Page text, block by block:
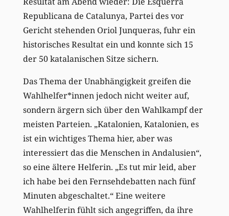
Republicana de Catalunya, Partei des vor
Gericht stehenden Oriol Junqueras, fuhr ein
historisches Resultat ein und konnte sich 15
der 50 katalanischen Sitze sichern.
Das Thema der Unabhängigkeit greifen die
Wahlhelfer*innen jedoch nicht weiter auf,
sondern ärgern sich über den Wahlkampf der
meisten Parteien. „Katalonien, Katalonien, es
ist ein wichtiges Thema hier, aber was
interessiert das die Menschen in Andalusien“,
so eine ältere Helferin. „Es tut mir leid, aber
ich habe bei den Fernsehdebatten nach fünf
Minuten abgeschaltet.“ Eine weitere
Wahlhelferin fühlt sich angegriffen, da ihre